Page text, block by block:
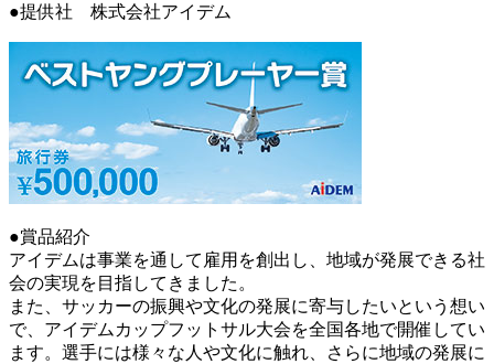
●提供社 株式会社アイデム
●賞品紹介
アイデムは事業を通して雇用を創出し、地域が発展できる社
会の実現を目指してきました。
また、サッカーの振興や文化の発展に寄与したいという想い
で、アイデムカップフットサル大会を全国各地で開催してい
ます。選手には様々な人や文化に触れ、さらに地域の発展に